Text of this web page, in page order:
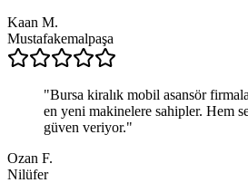
Kaan M.
Mustafakemalpaşa
"Bursa kiralık mobil asansör
en yeni makinelere sahipler. Hem
güven veriyor."
Ozan F.
Nilüfer